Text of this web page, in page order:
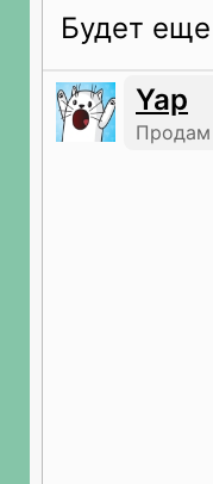
Будет
Yap
Продам